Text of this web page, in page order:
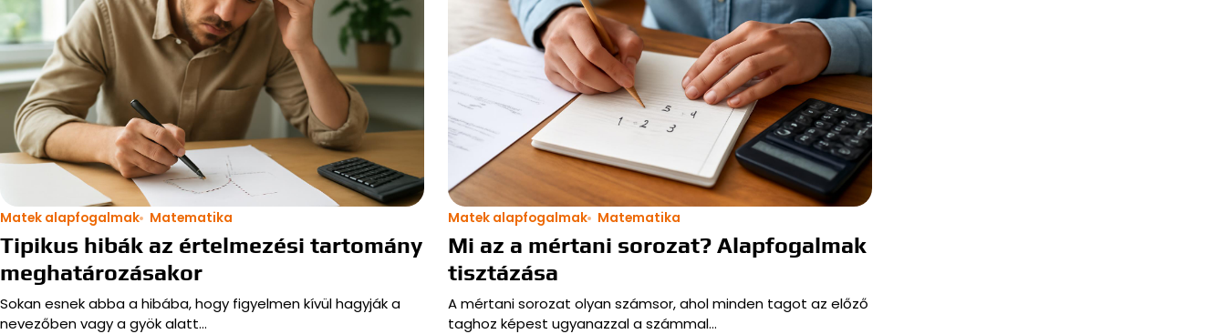
Matek alapfogalmak Matematika
Tipikus hibák az értelmezési tartomány
meghatározásakor
Sokan esnek abba a hibába, hogy figyelmen kívül hagyják a
nevezőben vagy a gyök alatt…
Matek alapfogalmak Matematika
Mi az a mértani sorozat? Alapfogalmak
tisztázása
A mértani sorozat olyan számsor, ahol minden tagot az előző
taghoz képest ugyanazzal a számmal…